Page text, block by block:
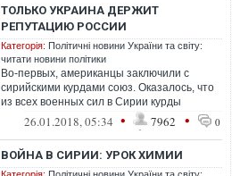
ТОЛЬКО УКРАИНА ДЕРЖИТ
РЕПУТАЦИЮ РОССИИ
Категорія: Політичні новини України та світу:
читати новини політики
Во-первых, американцы заключили с
сирийскими курдами союз. Оказалось, что
из всех военных сил в Сирии курды
наиболее боеспособны. Курды
действительно ...
26.01.2018, 05:34 • 7962 • 0
ВОЙНА В СИРИИ: УРОК ХИМИИ